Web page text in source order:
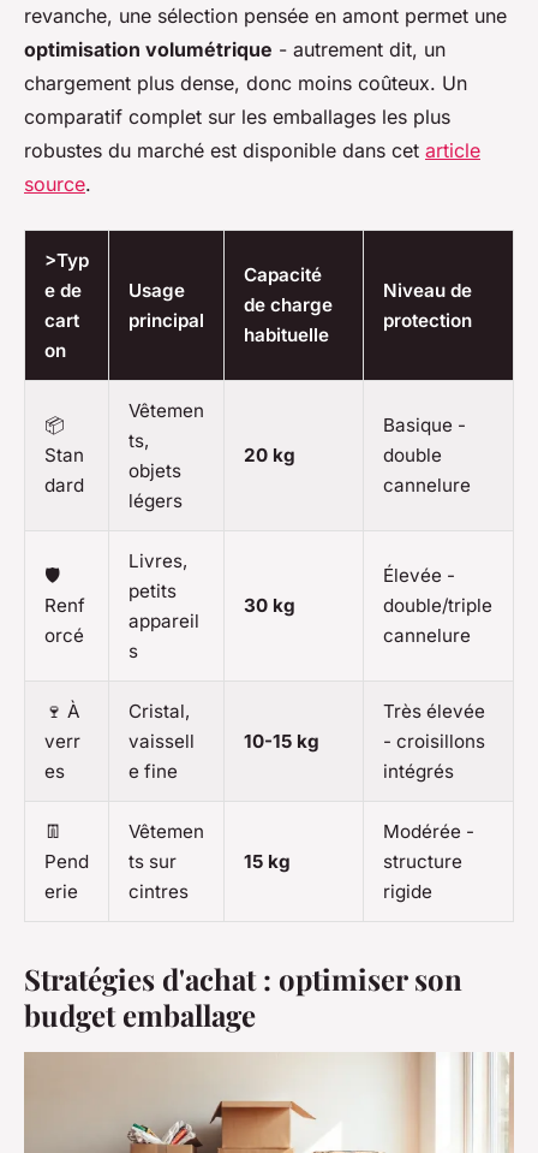
revanche, une sélection pensée en amont permet une
optimisation volumétrique - autrement dit, un
chargement plus dense, donc moins coûteux. Un
comparatif complet sur les emballages les plus
robustes du marché est disponible dans cet article
source.
>Typ
e de
cart
on
Usage
principal
Capacité
de charge
habituelle
Niveau de
protection
📦
Stan
dard
Vêtemen
ts,
objets
légers
20 kg
Basique -
double
cannelure
🛡️
Renf
orcé
Livres,
petits
appareil
s
30 kg
Élevée -
double/triple
cannelure
🍷 À
verr
es
Cristal,
vaissell
e fine
10-15 kg
Très élevée
- croisillons
intégrés
👖
Pend
erie
Vêtemen
ts sur
cintres
15 kg
Modérée -
structure
rigide
Stratégies d'achat : optimiser son
budget emballage